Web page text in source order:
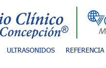
ULTRASONIDOS REFERENCIA